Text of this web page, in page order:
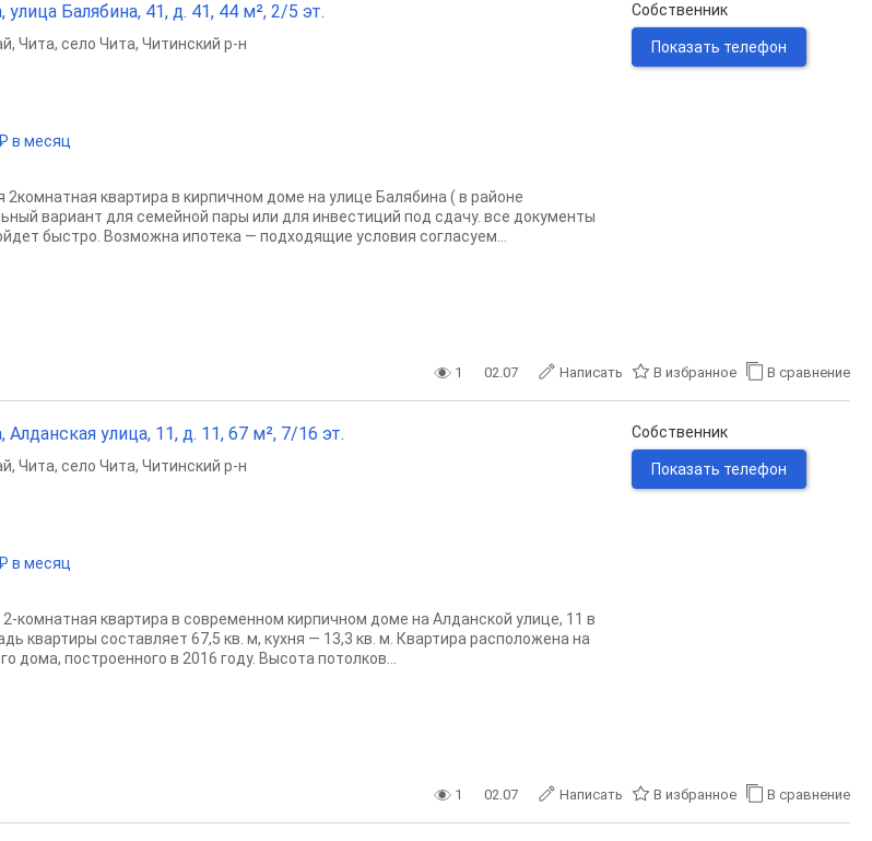
Балябина, 41, д. 41, 44 м², 2/5 эт.
в месяц
, Чита, село Чита, Читинский р-н
2комнатная квартира в кирпичном доме на улице Балябина ( в районе
вариант для семейной пары или для инвестиций под сдачу. все документы
быстро. Возможна ипотека — подходящие условия согласуем...
Собственник
Показать телефон
1 02.07 Написать В избранное В сравнение
улица, 11, д. 11, 67 м², 7/16 эт.
в месяц
, Чита, село Чита, Читинский р-н
комнатная квартира в современном кирпичном доме на Алданской улице, 11 в
квартиры составляет 67,5 кв. м, кухня — 13,3 кв. м. Квартира расположена на
дома, построенного в 2016 году. Высота потолков...
Собственник
Показать телефон
1 02.07 Написать В избранное В сравнение